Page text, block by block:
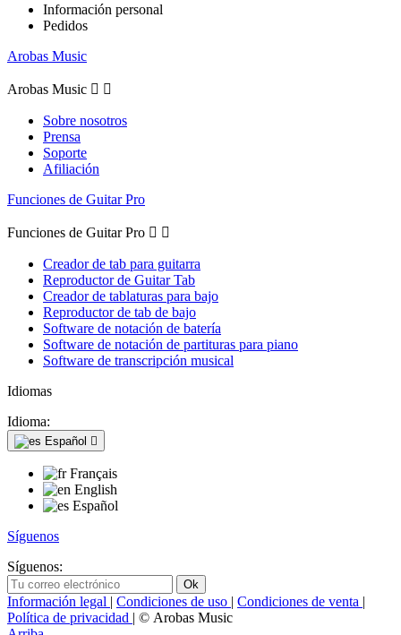
Información personal
Pedidos
Arobas Music
Arobas Music  
Sobre nosotros
Prensa
Soporte
Afiliación
Funciones de Guitar Pro
Funciones de Guitar Pro  
Creador de tab para guitarra
Reproductor de Guitar Tab
Creador de tablaturas para bajo
Reproductor de tab de bajo
Software de notación de batería
Software de notación de partituras para piano
Software de transcripción musical
Idiomas
Idioma:
Español 
Français
English
Español
Síguenos
Síguenos:
Información legal | Condiciones de uso | Condiciones de venta |
Política de privacidad | © Arobas Music